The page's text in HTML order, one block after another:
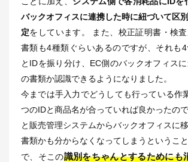
バックオフィスに連携した時に紐づいて区
定をしています。 また、校正証明書・検
書類も4種類ぐらいあるのですが、それも
とIDを振り分け、EC側のバックオフィス
の書類か認識できるようになりました。
今までは手入力でどうしても行っている作
つのIDと商品名が合っていれば良かったの
と販売管理システムからバックオフィスに
書類かも分からなくなってしまうというこ
で、そこの識別をちゃんとするためにも